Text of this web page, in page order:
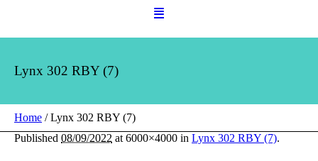
Lynx 302 RBY (7)
Home /Lynx 302 RBY (7)
Published 08/09/2022 at 6000×4000 in Lynx 302 RBY (7).